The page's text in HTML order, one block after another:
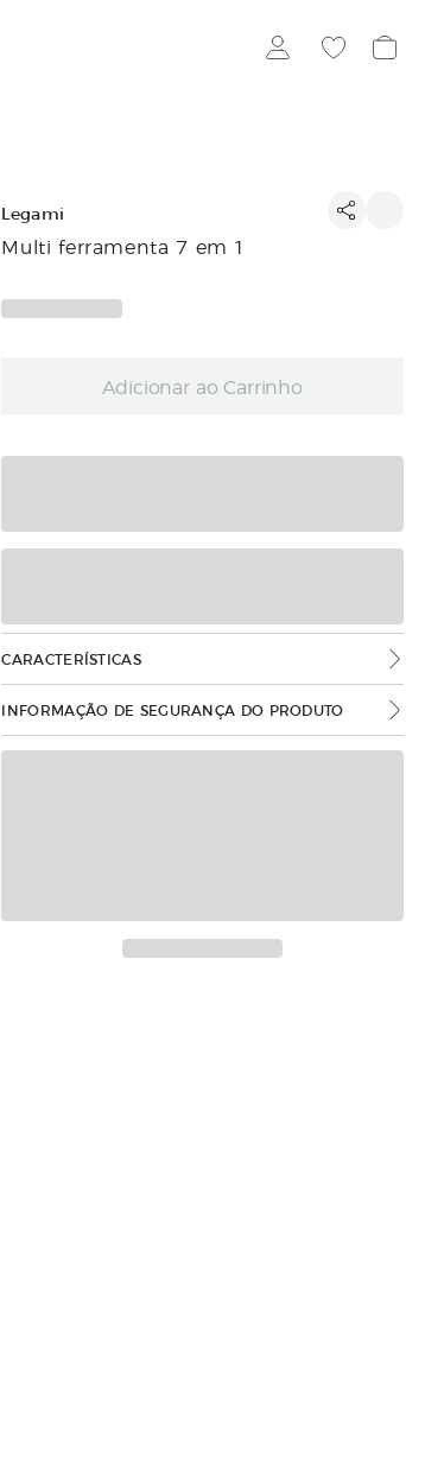
Legami
Multi ferramenta 7 em 1
Adicionar ao Carrinho
CARACTERÍSTICAS
INFORMAÇÃO DE SEGURANÇA DO PRODUTO